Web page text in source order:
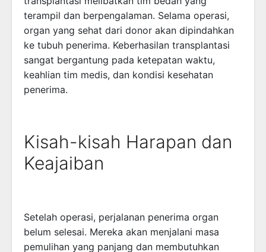
terampil dan berpengalaman. Selama operasi,
organ yang sehat dari donor akan dipindahkan
ke tubuh penerima. Keberhasilan transplantasi
sangat bergantung pada ketepatan waktu,
keahlian tim medis, dan kondisi kesehatan
penerima.
Kisah-kisah Harapan dan
Keajaiban
Setelah operasi, perjalanan penerima organ
belum selesai. Mereka akan menjalani masa
pemulihan yang panjang dan membutuhkan